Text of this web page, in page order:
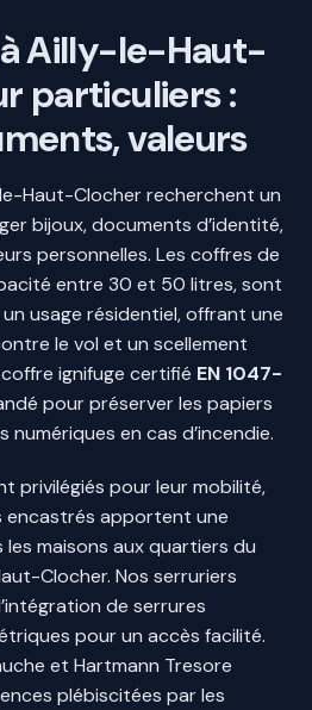
Ailly-le-Haut-
particuliers :
valeurs
Haut-Clocher recherchent un
bijoux, documents d’identité,
personnelles. Les coffres de
entre 30 et 50 litres, sont
usage résidentiel, offrant une
le vol et un scellement
coffre ignifuge certifié EN 1047-
pour préserver les papiers
en cas d’incendie.
privilégiés pour leur mobilité,
encastrés apportent une
maisons aux quartiers du
Clocher. Nos serruriers
de serrures
pour un accès facilité.
et Hartmann Tresore
plébiscitées par les